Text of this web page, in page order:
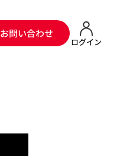
お問い合わせ
ログイン